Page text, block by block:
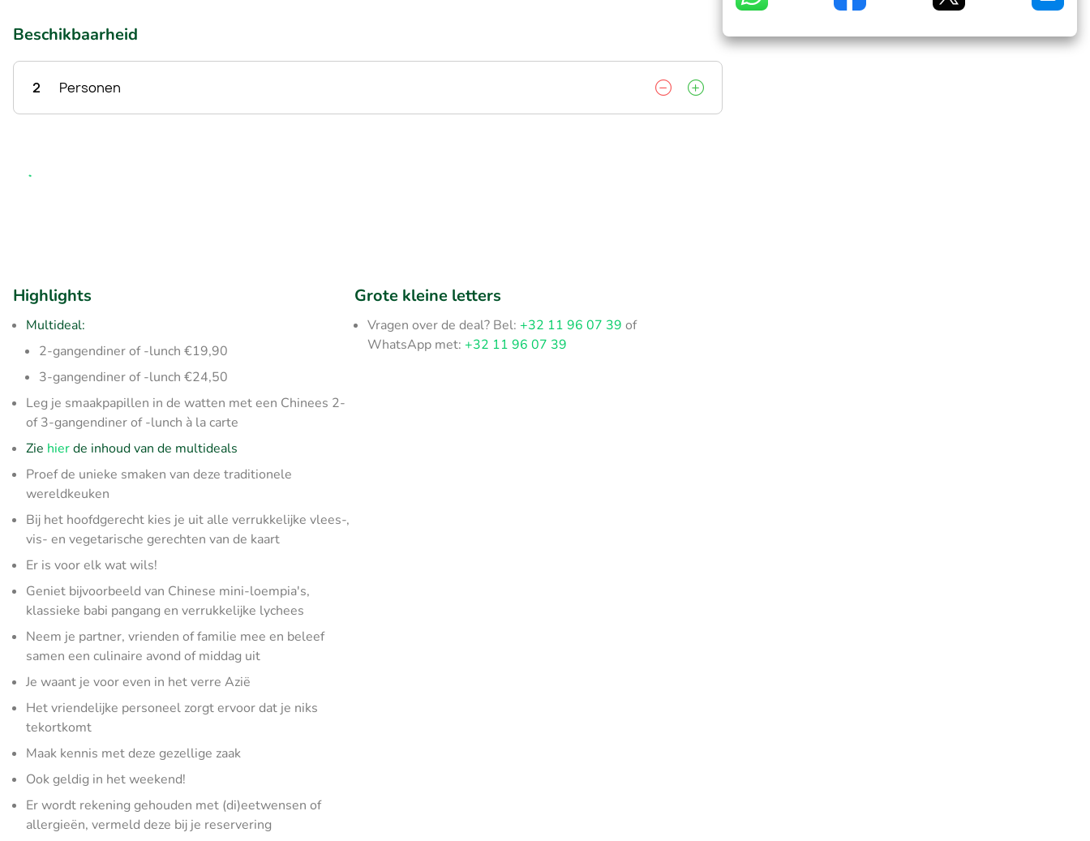
Beschikbaarheid
2 Personen
Highlights
Multideal:
2-gangendiner of -lunch €19,90
3-gangendiner of -lunch €24,50
Leg je smaakpapillen in de watten met een Chinees 2-
of 3-gangendiner of -lunch à la carte
Zie hierde inhoud van de multideals
Proef de unieke smaken van deze traditionele
wereldkeuken
Bij het hoofdgerecht kies je uit alle verrukkelijke vlees-,
vis- en vegetarische gerechten van de kaart
Er is voor elk wat wils!
Geniet bijvoorbeeld van Chinese mini-loempia's,
klassieke babi pangang en verrukkelijke lychees
Neem je partner, vrienden of familie mee en beleef
samen een culinaire avond of middag uit
Je waant je voor even in het verre Azië
Het vriendelijke personeel zorgt ervoor dat je niks
tekortkomt
Maak kennis met deze gezellige zaak
Ook geldig in het weekend!
Er wordt rekening gehouden met (di)eetwensen of
allergieën, vermeld deze bij je reservering
Grote kleine letters
Vragen over de deal? Bel:+32 11 96 07 39 of
WhatsApp met:+32 11 96 07 39